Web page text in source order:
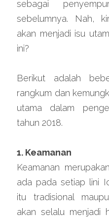
sebagai
sebelumnya. Nah,
akan menjadi isu
ini?
Berikut adalah
rangkum dan
utama dalam
tahun 2018.
1. Keamanan
Keamanan
ada pada setiap lini
itu tradisional
akan selalu menjadi